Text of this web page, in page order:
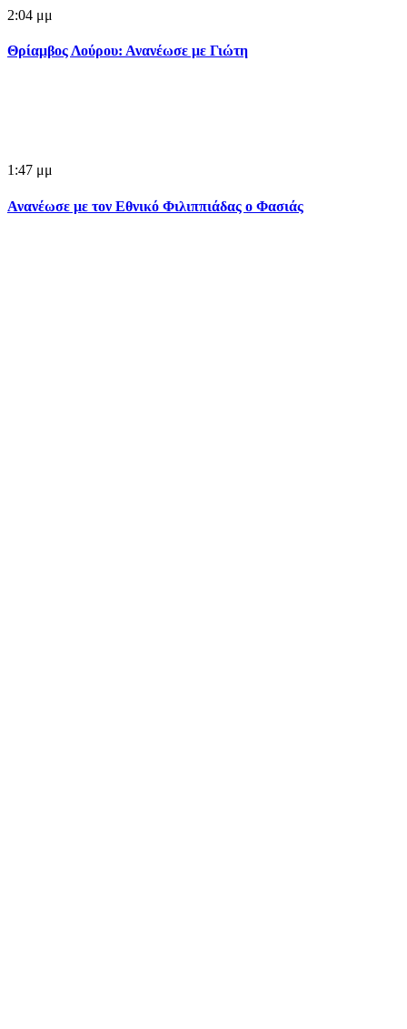
2:04 μμ
Θρίαμβος Λούρου: Ανανέωσε με Γιώτη
1:47 μμ
Ανανέωσε με τον Εθνικό Φιλιππιάδας ο Φασιάς